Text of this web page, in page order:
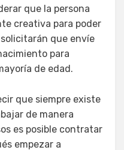
que la persona
creativa para poder
que envíe
para
de edad.
que siempre existe
de manera
es posible contratar
empezar a